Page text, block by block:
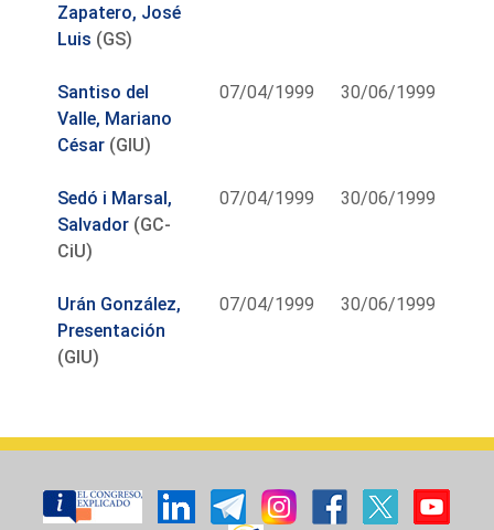
Zapatero, José
Luis (GS)
Santiso del
Valle, Mariano
César (GIU)
07/04/1999 30/06/1999
Sedó i Marsal,
Salvador (GC-
CiU)
07/04/1999 30/06/1999
Urán González,
Presentación
(GIU)
07/04/1999 30/06/1999